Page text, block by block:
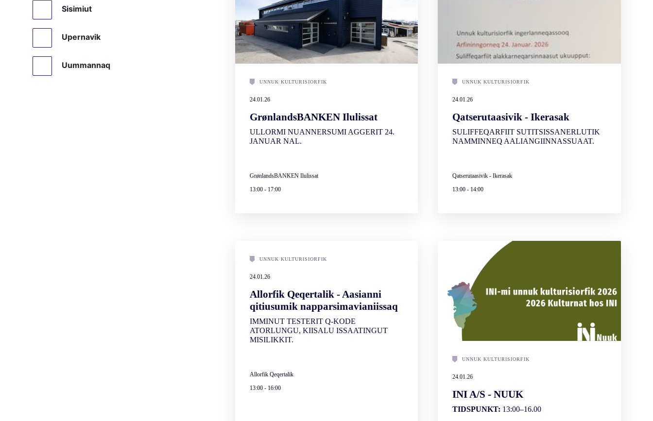
Sisimiut
Upernavik
Uummannaq
UNNUK KULTURISIORFIK
24.01.26
GrønlandsBANKEN Ilulissat
ULLORMI NUANNERSUMI AGGERIT 24.
JANUAR NAL.
GrønlandsBANKEN Ilulissat
13:00- 17:00
UNNUK KULTURISIORFIK
24.01.26
Qatserutaasivik - Ikerasak
SULIFFEQARFIIT SUTITSISSANERLUTIK
NAMMINNEQ AALIANGIINNASSUAAT.
Qatserutaasivik - Ikerasak
13:00 - 14:00
UNNUK KULTURISIORFIK
24.01.26
Allorfik Qeqertalik - Aasianni
qitiusumik napparsimavianiissaq
IMMINUT TESTERIT Q-KODE
ATORLUNGU, KIISALU ISSAATINGUT
MISILIKKIT.
Allorfik Qeqertalik
13:00- 16:00
UNNUK KULTURISIORFIK
24.01.26
INI A/S - NUUK
TIDSPUNKT: 13:00–16.00